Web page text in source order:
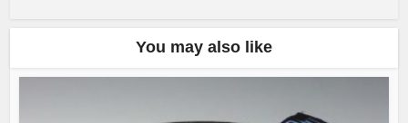
You may also like